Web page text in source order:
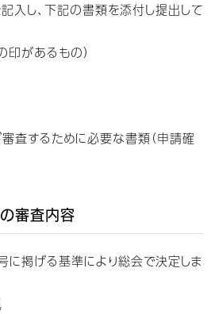
入し、下記の書類を添付し提出して
があるもの）
査するために必要な書類（申請確
審査内容
に掲げる基準により総会で決定しま